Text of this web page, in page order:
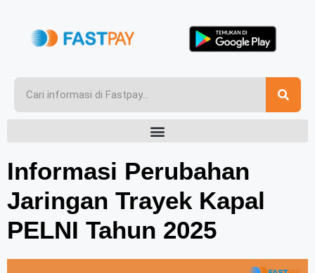
Informasi Perubahan
Jaringan Trayek Kapal
PELNI Tahun 2025